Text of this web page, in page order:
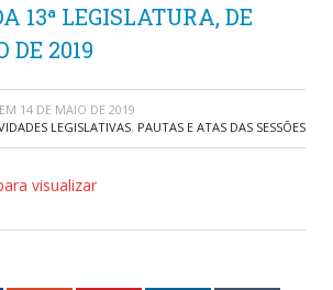
13ª LEGISLATURA, DE
DE 2019
EM 14 DE MAIO DE 2019
LEGISLATIVAS, PAUTAS E ATAS DAS SESSÕES
visualizar